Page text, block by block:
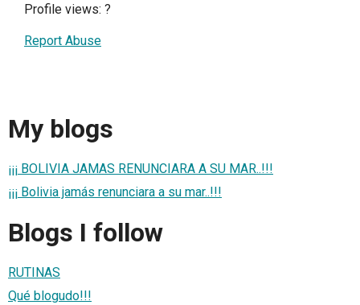
Profile views: ?
Report Abuse
My blogs
¡¡¡ BOLIVIA JAMAS RENUNCIARA A SU MAR..!!!
¡¡¡ Bolivia jamás renunciara a su mar..!!!
Blogs I follow
RUTINAS
Qué blogudo!!!